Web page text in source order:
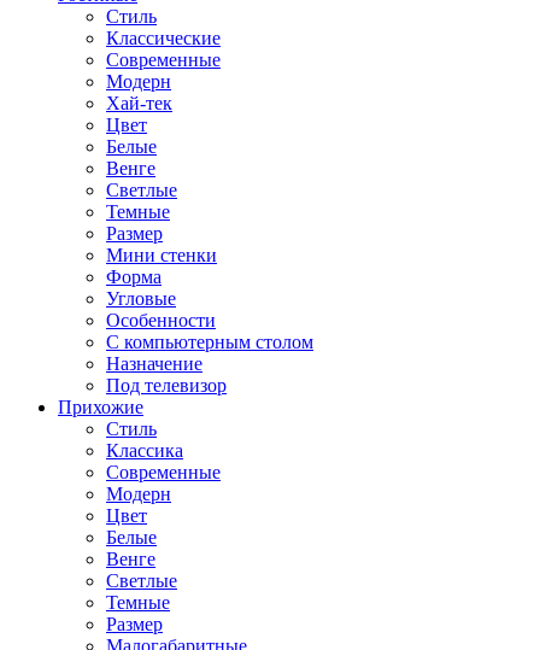
Стиль
Классические
Современные
Модерн
Хай-тек
Цвет
Белые
Венге
Светлые
Темные
Размер
Мини стенки
Форма
Угловые
Особенности
С компьютерным столом
Назначение
Под телевизор
Прихожие
Стиль
Классика
Современные
Модерн
Цвет
Белые
Венге
Светлые
Темные
Размер
Малогабаритные